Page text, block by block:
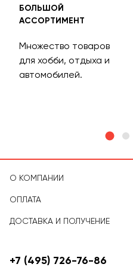
БОЛЬШОЙ
АССОРТИМЕНТ
Множество товаров
для хобби, отдыха и
автомобилей.
О КОМПАНИИ
ОПЛАТА
ДОСТАВКА И ПОЛУЧЕНИЕ
+7 (495) 726-76-86